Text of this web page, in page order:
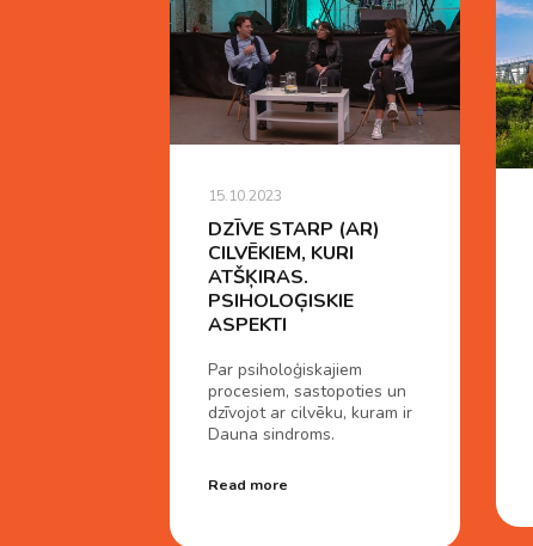
15.10.2023
DZĪVE STARP (AR)
CILVĒKIEM, KURI
ATŠĶIRAS.
PSIHOLOĢISKIE
ASPEKTI
Par psiholoģiskajiem
procesiem, sastopoties un
dzīvojot ar cilvēku, kuram ir
Dauna sindroms.
Read more